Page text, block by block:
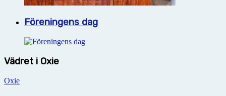
Föreningens dag
Vädret i Oxie
Oxie